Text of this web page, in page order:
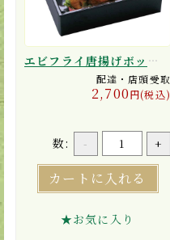
エビフライ唐揚げボックス
配達・店頭受取
2,700円(税込)
数: - +
カートに入れる
★お気に入り